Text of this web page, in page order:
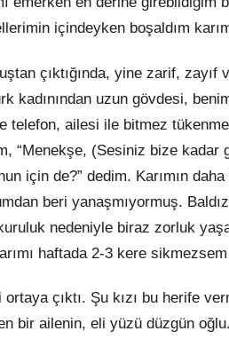
içindeyken boşaldım
çıktığında, yine zarif,
kadınından uzun gövdesi,
telefon, ailesi ile bitmez
“Menekşe, (Sesiniz bize
için de?” dedim. Karımın
beri yanaşmıyormuş.
nedeniyle biraz zorluk
haftada 2-3 kere
çıktı. Şu kızı bu herife
bir ailenin, eli yüzü düzgün